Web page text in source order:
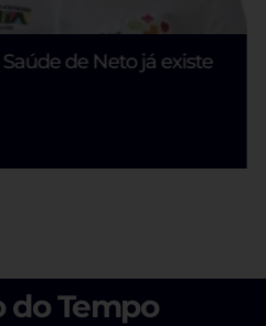
de Carlos Sodré nas
do Tempo